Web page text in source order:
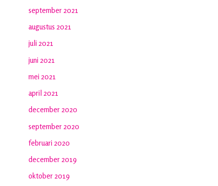
september 2021
augustus 2021
juli 2021
juni 2021
mei 2021
april 2021
december 2020
september 2020
februari 2020
december 2019
oktober 2019